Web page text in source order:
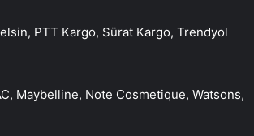
PTT Kargo, Sürat Kargo, Trendyol
Maybelline, Note Cosmetique, Watsons,